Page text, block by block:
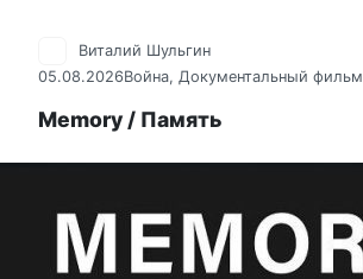
Виталий Шульгин
05.08.2026Война, Документальный фильм
Memory / Память